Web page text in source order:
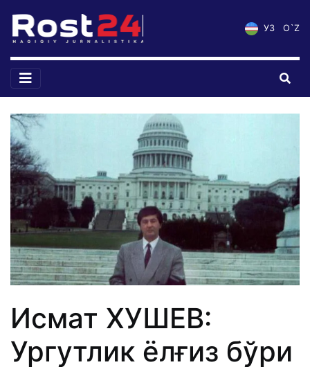
УЗ O`Z
Исмат ХУШЕВ:
Ургутлик ёлғиз бўри